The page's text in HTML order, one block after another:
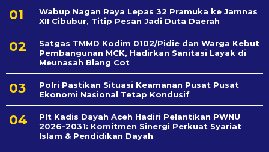
Wabup Nagan Raya Lepas 32 Pramuka ke Jamnas
XII Cibubur, Titip Pesan Jadi Duta Daerah
Satgas TMMD Kodim 0102/Pidie dan Warga Kebut
Pembangunan MCK, Hadirkan Sanitasi Layak di
Meunasah Blang Cot
Polri Pastikan Situasi Keamanan Pusat Pusat
Ekonomi Nasional Tetap Kondusif
Plt Kadis Dayah Aceh Hadiri Pelantikan PWNU
2026-2031: Komitmen Sinergi Perkuat Syariat
Islam & Pendidikan Dayah